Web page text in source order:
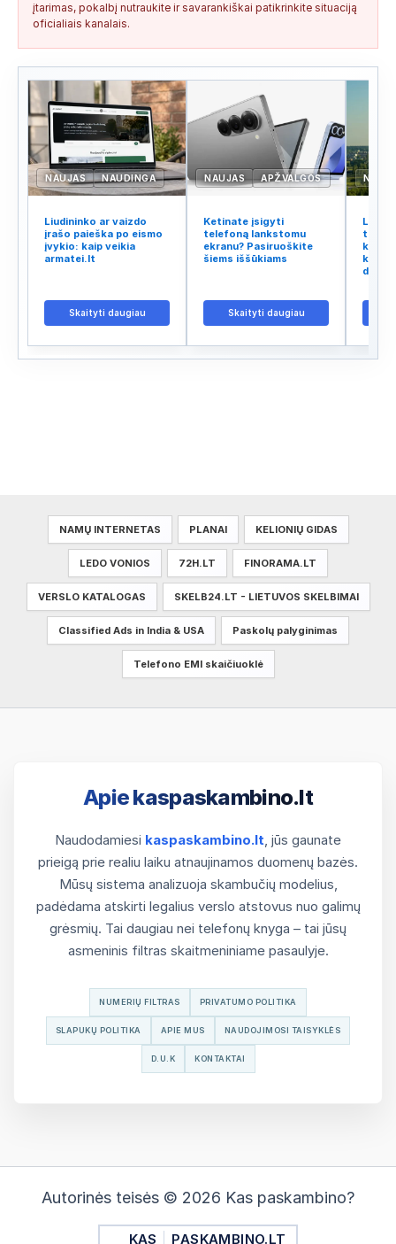
įtarimas, pokalbį nutraukite ir savarankiškai patikrinkite situaciją
oficialiais kanalais.
NAUJAS NAUDINGA
Liudininko ar vaizdo
įrašo paieška po eismo
įvykio: kaip veikia
armatei.lt
Skaityti daugiau
NAUJAS APŽVALGOS
Ketinate įsigyti
telefoną lankstomu
ekranu? Pasiruoškite
šiems iššūkiams
Skaityti daugiau
tinklo
kodėl
kalba
NAMŲ INTERNETAS PLANAI KELIONIŲ GIDAS
LEDO VONIOS 72H.LT FINORAMA.LT
VERSLO KATALOGAS SKELB24.LT - LIETUVOS SKELBIMAI
Classified Ads in India & USA Paskolų palyginimas
Telefono EMI skaičiuoklė
Apie kaspaskambino.lt
Naudodamiesi kaspaskambino.lt, jūs gaunate
prieigą prie realiu laiku atnaujinamos duomenų bazės.
Mūsų sistema analizuoja skambučių modelius,
padėdama atskirti legalius verslo atstovus nuo galimų
grėsmių. Tai daugiau nei telefonų knyga – tai jūsų
asmeninis filtras skaitmeniniame pasaulyje.
NUMERIŲ FILTRAS PRIVATUMO POLITIKA
SLAPUKŲ POLITIKA APIE MUS NAUDOJIMOSI TAISYKLĖS
D.U.K KONTAKTAI
Autorinės teisės © 2026 Kas paskambino?
KAS PASKAMBINO.LT